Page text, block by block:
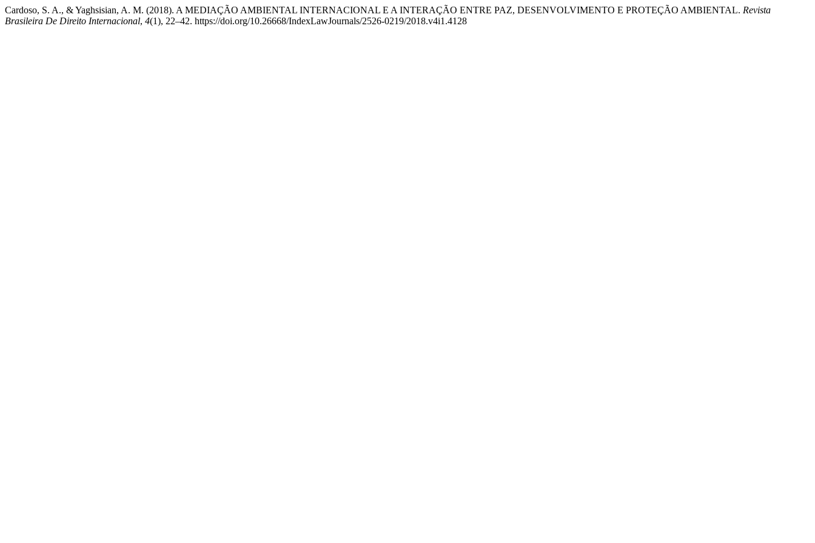
Cardoso, S. A., & Yaghsisian, A. M. (2018). A MEDIAÇÃO AMBIENTAL INTERNACIONAL E A INTERAÇÃO ENTRE PAZ, DESENVOLVIMENTO E PROTEÇÃO AMBIENTAL. Revista
Brasileira De Direito Internacional, 4(1), 22–42. https://doi.org/10.26668/IndexLawJournals/2526-0219/2018.v4i1.4128